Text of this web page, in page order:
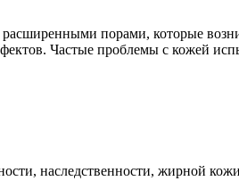
порами, которые
Частые проблемы с кожей
наследственности, жирной